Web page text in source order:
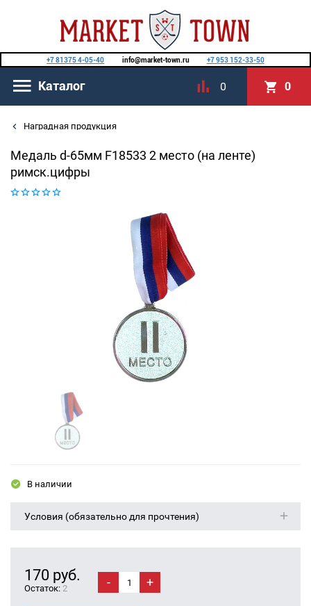
+7 81375 4-05-40 info@market-town.ru +7 953 152-33-50
Каталог 0 0
Наградная продукция
Медаль d-65мм F18533 2 место (на ленте)
римск.цифры
В наличии
Условия (обязательно для прочтения)
170 руб.
Остаток: 2 - +